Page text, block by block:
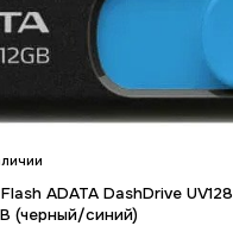
ADATA DashDrive UV128
(черный/синий)